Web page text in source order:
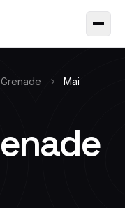
Grenade Mai